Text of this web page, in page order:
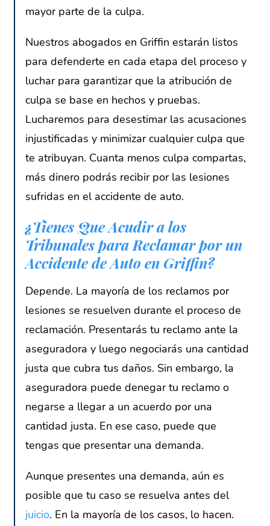
mayor parte de la culpa.
Nuestros abogados en Griffin estarán listos
para defenderte en cada etapa del proceso y
luchar para garantizar que la atribución de
culpa se base en hechos y pruebas.
Lucharemos para desestimar las acusaciones
injustificadas y minimizar cualquier culpa que
te atribuyan. Cuanta menos culpa compartas,
más dinero podrás recibir por las lesiones
sufridas en el accidente de auto.
¿Tienes Que Acudir a los
Tribunales para Reclamar por un
Accidente de Auto en Griffin?
Depende. La mayoría de los reclamos por
lesiones se resuelven durante el proceso de
reclamación. Presentarás tu reclamo ante la
aseguradora y luego negociarás una cantidad
justa que cubra tus daños. Sin embargo, la
aseguradora puede denegar tu reclamo o
negarse a llegar a un acuerdo por una
cantidad justa. En ese caso, puede que
tengas que presentar una demanda.
Aunque presentes una demanda, aún es
posible que tu caso se resuelva antes del
juicio. En la mayoría de los casos, lo hacen.